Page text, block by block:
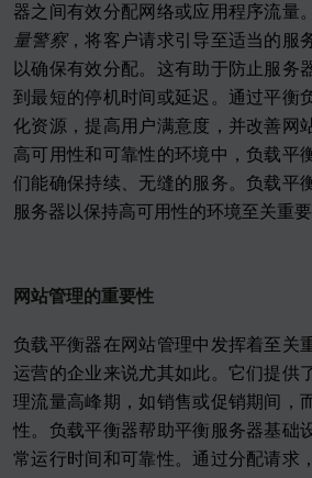
器之间有效分配网络或应用程序流量
量警察，将客户请求引导至适当的服
以确保有效分配。这有助于防止服务
到最短的停机时间或延迟。通过平衡
化资源，提高用户满意度，并改善网
高可用性和可靠性的环境中，负载平
们能确保持续、无缝的服务。负载平
服务器以保持高可用性的环境至关重要
网站管理的重要性
负载平衡器在网站管理中发挥着至关
运营的企业来说尤其如此。它们提供
理流量高峰期，如销售或促销期间，
性。负载平衡器帮助平衡服务器基础
常运行时间和可靠性。通过分配请求